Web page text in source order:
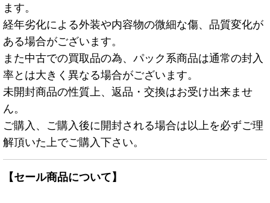
ます。
経年劣化による外装や内容物の微細な傷、品質変化が
ある場合がございます。
また中古での買取品の為、パック系商品は通常の封入
率とは大きく異なる場合がございます。
未開封商品の性質上、返品・交換はお受け出来ませ
ん。
ご購入、ご購入後に開封される場合は以上を必ずご理
解頂いた上でご購入下さい。
【セール商品について】